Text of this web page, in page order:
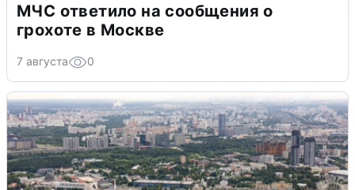
МЧС ответило на сообщения о
грохоте в Москве
7 августа 0